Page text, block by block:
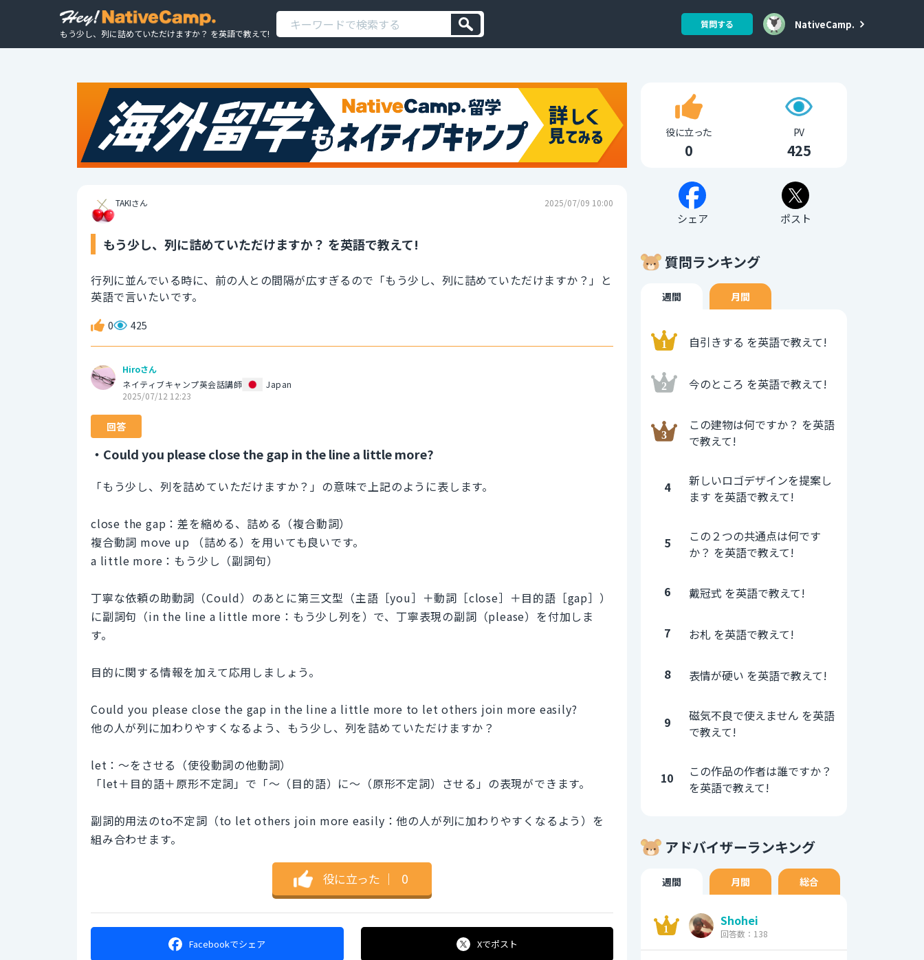
もう少し、列に詰めていただけますか？ を英語で教えて!
質問する NativeCamp.
TAKIさん 2025/07/09 10:00
もう少し、列に詰めていただけますか？ を英語で教えて!
行列に並んでいる時に、前の人との間隔が広すぎるので「もう少し、列に詰めていただけますか？」と
英語で言いたいです。
0 425
Hiroさん
ネイティブキャンプ英会話講師
Japan
2025/07/12 12:23
回答
・Could you please close the gap in the line a little more?
「もう少し、列を詰めていただけますか？」の意味で上記のように表します。
close the gap：差を縮める、詰める（複合動詞）
複合動詞 move up （詰める）を用いても良いです。
a little more：もう少し（副詞句）
丁寧な依頼の助動詞（Could）のあとに第三文型（主語［you］＋動詞［close］＋目的語［gap］）
に副詞句（in the line a little more：もう少し列を）で、丁寧表現の副詞（please）を付加しま
す。
目的に関する情報を加えて応用しましょう。
Could you please close the gap in the line a little more to let others join more easily?
他の人が列に加わりやすくなるよう、もう少し、列を詰めていただけますか？
let：～をさせる（使役動詞の他動詞）
「let＋目的語＋原形不定詞」で「～（目的語）に～（原形不定詞）させる」の表現ができます。
副詞的用法のto不定詞（to let others join more easily：他の人が列に加わりやすくなるよう）を
組み合わせます。
役に立った ｜ 0
Facebookでシェア Xでポスト
役に立った
0
PV
425
シェア ポスト
質問ランキング
週間 月間
自引きする を英語で教えて!
今のところ を英語で教えて!
この建物は何ですか？ を英語
で教えて!
4
新しいロゴデザインを提案し
ます を英語で教えて!
5
この２つの共通点は何です
か？ を英語で教えて!
6 戴冠式 を英語で教えて!
7 お札 を英語で教えて!
8 表情が硬い を英語で教えて!
9
磁気不良で使えません を英語
で教えて!
10
この作品の作者は誰ですか？
を英語で教えて!
アドバイザーランキング
週間 月間 総合
Shohei
回答数：138